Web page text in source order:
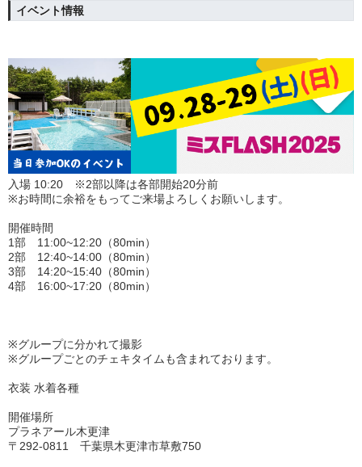
イベント情報
入場 10:20 ※2部以降は各部開始20分前
※お時間に余裕をもってご来場よろしくお願いします。
開催時間
1部 11:00~12:20（80min）
2部 12:40~14:00（80min）
3部 14:20~15:40（80min）
4部 16:00~17:20（80min）
※グループに分かれて撮影
※グループごとのチェキタイムも含まれております。
衣装 水着各種
開催場所
プラネアール木更津
〒292-0811 千葉県木更津市草敷750